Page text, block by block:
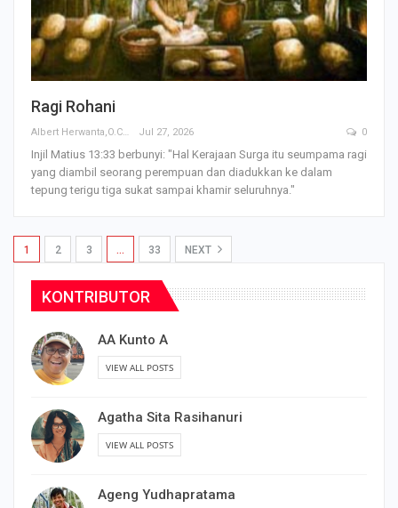
Ragi Rohani
Albert Herwanta,O.Carm Jul 27, 2026 0
Injil Matius 13:33 berbunyi: "Hal Kerajaan Surga itu seumpama ragi
yang diambil seorang perempuan dan diadukkan ke dalam
tepung terigu tiga sukat sampai khamir seluruhnya."
1 2 3 … 33 NEXT
KONTRIBUTOR
AA Kunto A
VIEW ALL POSTS
Agatha Sita Rasihanuri
VIEW ALL POSTS
Ageng Yudhapratama